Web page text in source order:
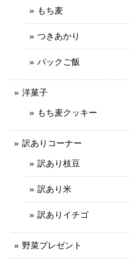
もち麦
つきあかり
パックご飯
洋菓子
もち麦クッキー
訳ありコーナー
訳あり枝豆
訳あり米
訳ありイチゴ
野菜プレゼント